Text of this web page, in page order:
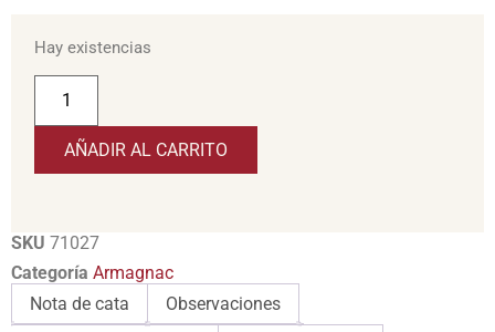
Hay existencias
AÑADIR AL CARRITO
SKU 71027
Categoría Armagnac
Nota de cata
Observaciones